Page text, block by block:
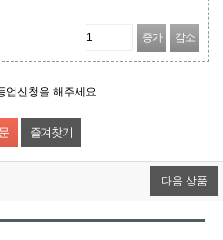
증가 감소
업신청을 해주세요
즐겨찾기
다음 상품